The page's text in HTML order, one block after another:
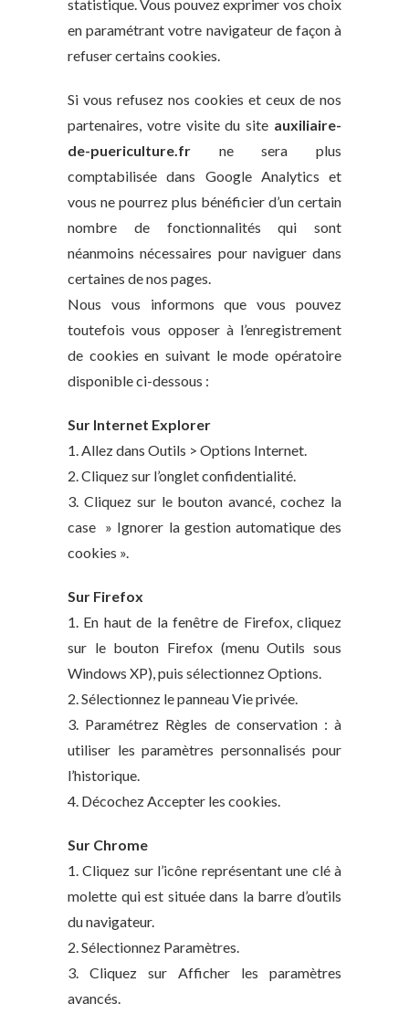
statistique. Vous pouvez exprimer vos choix
en paramétrant votre navigateur de façon à
refuser certains cookies.
Si vous refusez nos cookies et ceux de nos
partenaires, votre visite du site auxiliaire-
de-puericulture.fr ne sera plus
comptabilisée dans Google Analytics et
vous ne pourrez plus bénéficier d’un certain
nombre de fonctionnalités qui sont
néanmoins nécessaires pour naviguer dans
certaines de nos pages.
Nous vous informons que vous pouvez
toutefois vous opposer à l’enregistrement
de cookies en suivant le mode opératoire
disponible ci-dessous :
Sur Internet Explorer
1. Allez dans Outils > Options Internet.
2. Cliquez sur l’onglet confidentialité.
3. Cliquez sur le bouton avancé, cochez la
case » Ignorer la gestion automatique des
cookies ».
Sur Firefox
1. En haut de la fenêtre de Firefox, cliquez
sur le bouton Firefox (menu Outils sous
Windows XP), puis sélectionnez Options.
2. Sélectionnez le panneau Vie privée.
3. Paramétrez Règles de conservation : à
utiliser les paramètres personnalisés pour
l’historique.
4. Décochez Accepter les cookies.
Sur Chrome
1. Cliquez sur l’icône représentant une clé à
molette qui est située dans la barre d’outils
du navigateur.
2. Sélectionnez Paramètres.
3. Cliquez sur Afficher les paramètres
avancés.